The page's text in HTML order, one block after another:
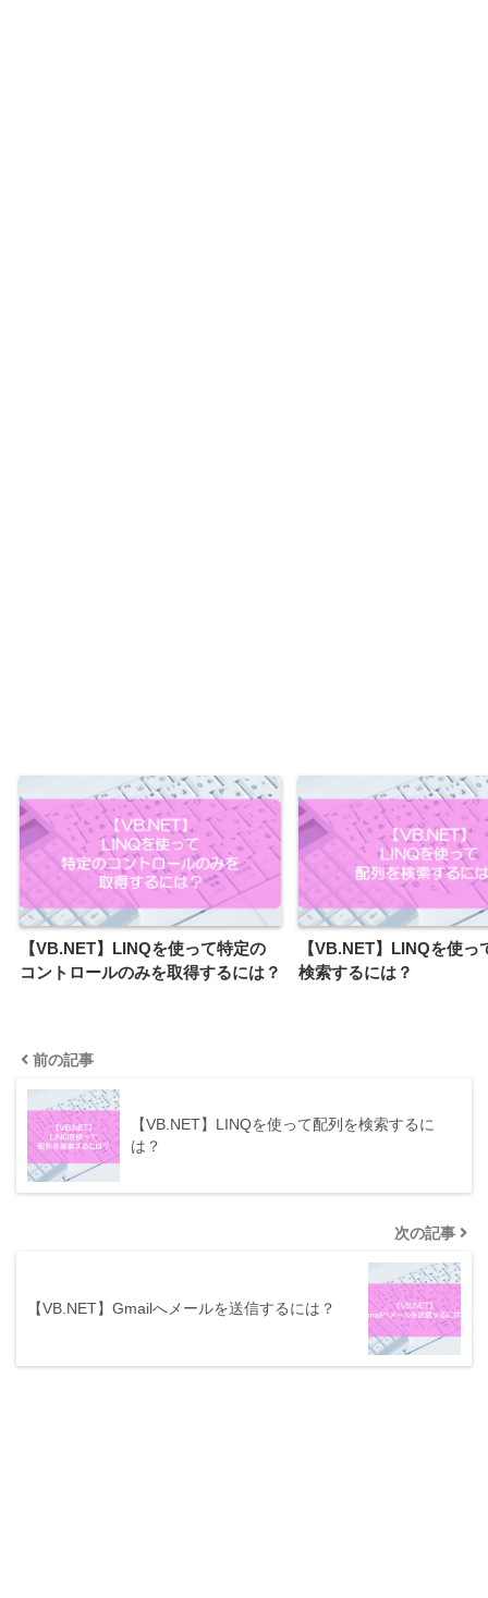
【VB.NET】LINQを使って特定の
コントロールのみを取得するには？
【VB.NET】LINQを使っ
検索するには？
前の記事
【VB.NET】LINQを使って配列を検索するに
は？
次の記事
【VB.NET】Gmailへメールを送信するには？